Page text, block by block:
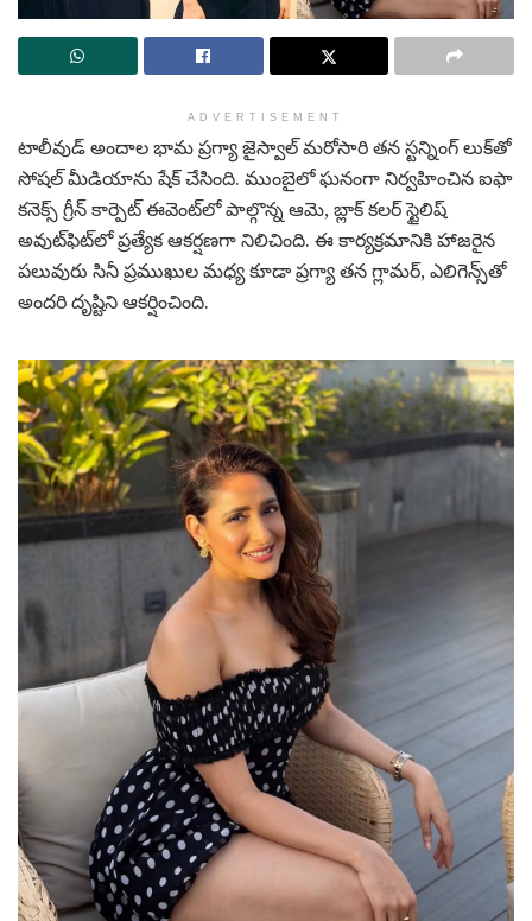
ADVERTISEMENT
టాలీవుడ్ అందాల భామ ప్రగ్యా జైస్వాల్ మరోసారి తన స్టన్నింగ్ లుక్‌తో
సోషల్ మీడియాను షేక్ చేసింది. ముంబైలో ఘనంగా నిర్వహించిన ఐఫా
కనెక్స్ గ్రీన్ కార్పెట్ ఈవెంట్‌లో పాల్గొన్న ఆమె, బ్లాక్ కలర్ స్టైలిష్
అవుట్‌ఫిట్‌లో ప్రత్యేక ఆకర్షణగా నిలిచింది. ఈ కార్యక్రమానికి హాజరైన
పలువురు సినీ ప్రముఖుల మధ్య కూడా ప్రగ్యా తన గ్లామర్, ఎలిగెన్స్‌తో
అందరి దృష్టిని ఆకర్షించింది.